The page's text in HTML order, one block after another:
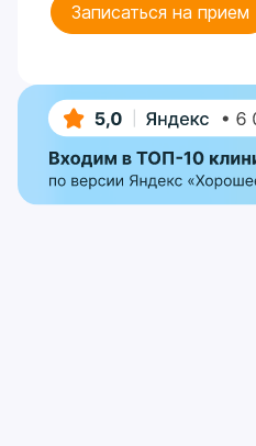
Записаться на прием